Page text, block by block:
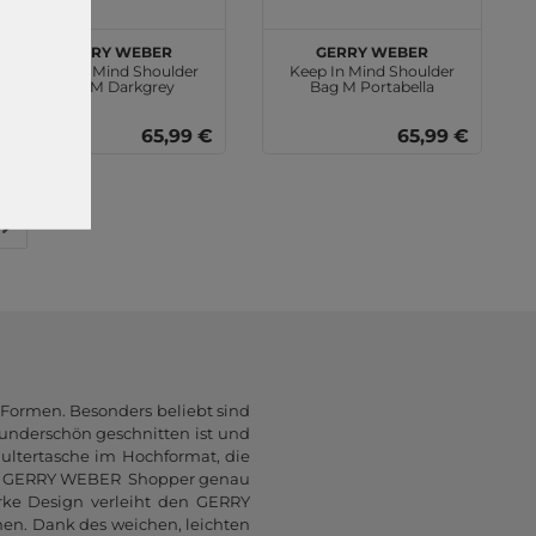
GERRY WEBER
Keep In Mind Shoulder
Bag M Darkgrey
65,99 €
GERRY WEBER
Keep In Mind Shoulder
Bag M Portabella
65,99 €
Besonders beliebt sind
geschnitten ist und
im Hochformat, die
WEBER Shopper genau
Design verleiht den GERRY
Dank des weichen, leichten